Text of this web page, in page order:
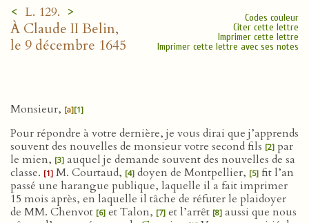
< L. 129. >
À Claude II Belin,
le 9 décembre 1645
Codes couleur
Citer cette lettre
Imprimer cette lettre
Imprimer cette lettre avec ses notes
Monsieur, [a][1]
Pour répondre à votre dernière, je vous dirai que j’apprends
souvent des nouvelles de monsieur votre second fils [2] par
le mien, [3] auquel je demande souvent des nouvelles de sa
classe. [1] M. Courtaud, [4] doyen de Montpellier, [5] fit l’an
passé une harangue publique, laquelle il a fait imprimer
15 mois après, en laquelle il tâche de réfuter le plaidoyer
de MM. Chenvot [6] et Talon, [7] et l’arrêt [8] aussi que nous